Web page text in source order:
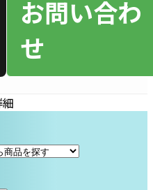
お問い合わ
せ